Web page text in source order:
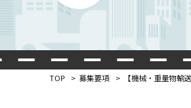
TOP 募集要項 【機械・重量物輸